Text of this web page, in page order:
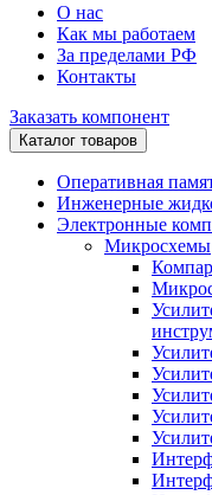
О нас
Как мы работаем
За пределами РФ
Контакты
Заказать компонент
Каталог товаров
Оперативная
Инженерные
Электронные
Микросхемы